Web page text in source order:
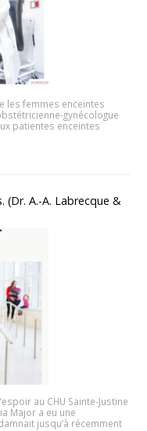
les femmes enceintes
gynécologue
patientes enceintes
(Dr. A.-A. Labrecque &
au CHU Sainte-Justine
Major a eu une
jusqu’à récemment